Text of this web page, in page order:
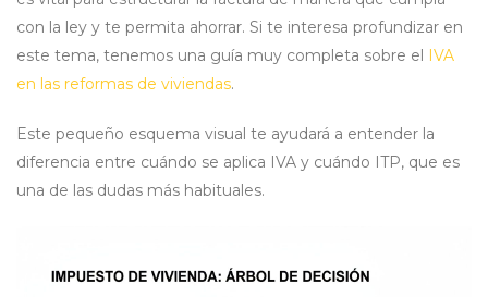
con la ley y te permita ahorrar. Si te interesa profundizar en
este tema, tenemos una guía muy completa sobre el
IVA
en las reformas de viviendas.
Este pequeño esquema visual te ayudará a entender la
diferencia entre cuándo se aplica IVA y cuándo ITP, que es
una de las dudas más habituales.